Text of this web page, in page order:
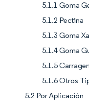
5.1.1 Goma
5.1.2 Pectina
5.1.3 Goma
5.1.4 Goma
5.1.5
5.1.6 Otros
5.2 Por Aplicación